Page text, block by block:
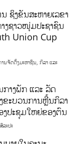
ຊິງຂັນສະຫາຍເລຂາ
ງຊາວໜຸ່ມປະຊາຊົນ
Union Cup
ານຈັດຕັ້ງມະຫາຊົນ ,ກິລາ ແລະ
ກາງພັກ ແລະ ລັດ
ຂະບວນການຫຼີ້ນກິລາ
ງປະຊຸມໃຫຍ່ຂອງຕົນ
ລະປະ